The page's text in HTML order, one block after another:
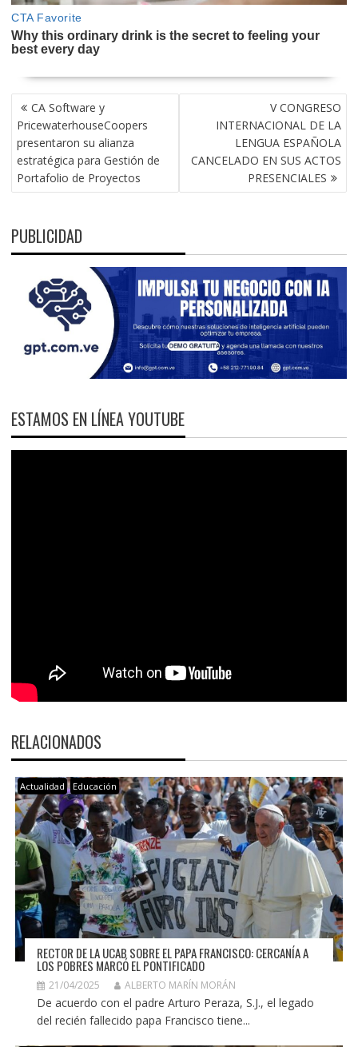
NAVEGACIÓN
DE
ENTRADAS
CA Software y
PricewaterhouseCoopers
presentaron su alianza
estratégica para Gestión de
Portafolio de Proyectos
V CONGRESO
INTERNACIONAL DE LA
LENGUA ESPAÑOLA
CANCELADO EN SUS ACTOS
PRESENCIALES
PUBLICIDAD
ESTAMOS EN LÍNEA YOUTUBE
RELACIONADOS
Actualidad Educación
RECTOR DE LA UCAB SOBRE EL PAPA FRANCISCO: CERCANÍA A
LOS POBRES MARCÓ EL PONTIFICADO
21/04/2025 ALBERTO MARÍN MORÁN
De acuerdo con el padre Arturo Peraza, S.J., el legado
del recién fallecido papa Francisco tiene...